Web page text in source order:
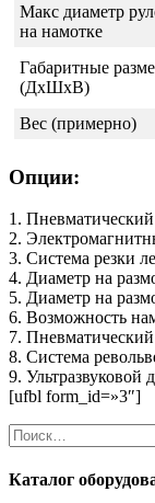
Макс диаметр
на намотке
Габаритные
(ДхШхВ)
Вес (примерно)
Опции:
1.
2.
3. Система резки
4. Диаметр на
5. Диаметр на
6. Возможность
7. Пневматический
8. Система
9. Ультразвуковой
[ufbl form_id=»3″]
Найти:
Каталог